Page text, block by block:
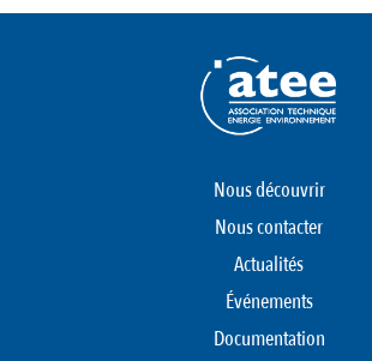
Nous découvrir
Nous contacter
Actualités
Événements
Documentation